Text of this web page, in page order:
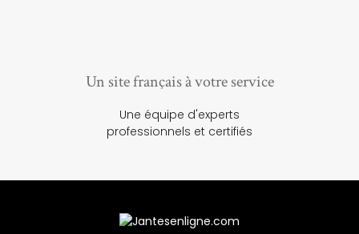
Un site français à votre service
Une équipe d'experts
professionnels et certifiés